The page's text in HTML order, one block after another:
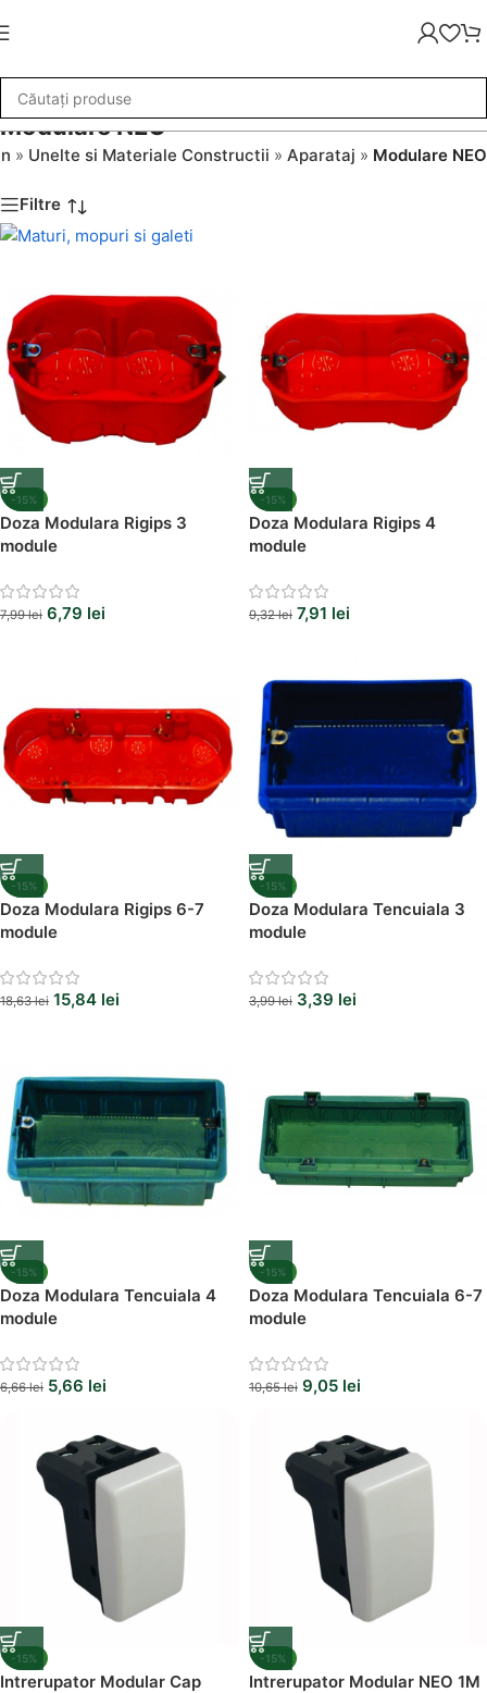
Modulare NEO
» Unelte si Materiale Constructii » Aparataj » Modulare NEO
Filtre
-15%
Doza Modulara Rigips 3
module
7,99lei 6,79 lei
-15%
Doza Modulara Rigips 4
module
9,32lei 7,91 lei
-15%
Doza Modulara Rigips 6-7
module
18,63lei 15,84 lei
-15%
Doza Modulara Tencuiala 3
module
3,99lei 3,39 lei
-15%
Doza Modulara Tencuiala 4
module
6,66lei 5,66 lei
-15%
Doza Modulara Tencuiala 6-7
module
10,65lei 9,05 lei
-15%
Intrerupator Modular Cap
-15%
Intrerupator Modular NEO 1M